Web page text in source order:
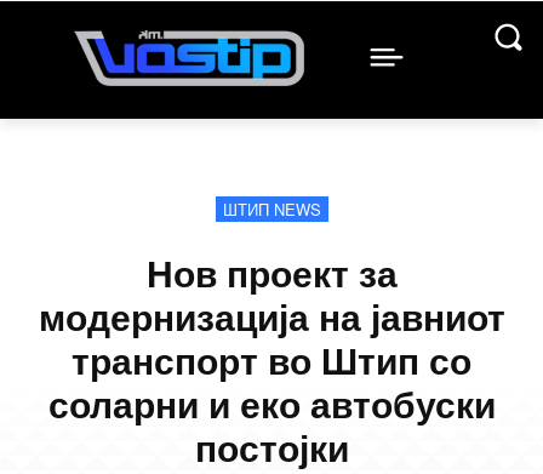
ШТИП NEWS
Нов проект за
модернизација на јавниот
транспорт во Штип со
соларни и еко автобуски
постојки